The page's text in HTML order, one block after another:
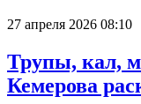
27 апреля 2026 08:10
Трупы, кал,
Кемерова